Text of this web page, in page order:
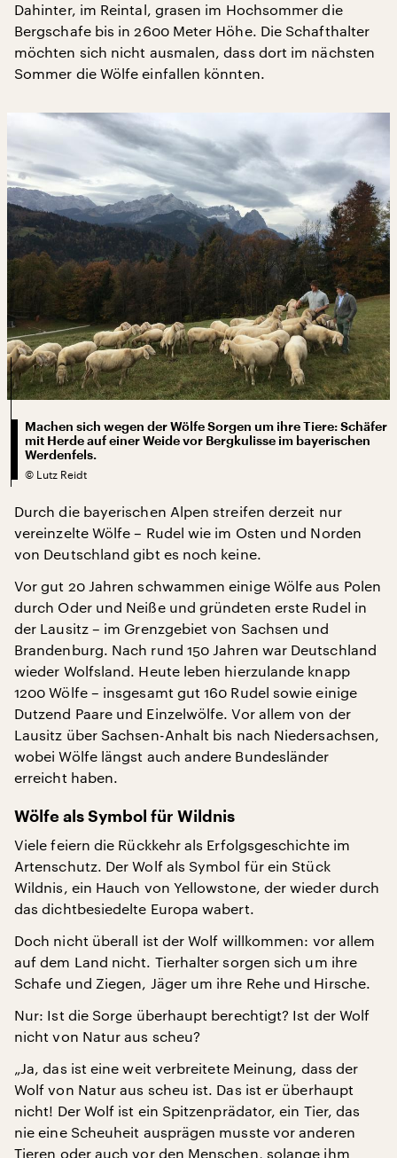
Dahinter, im Reintal, grasen im Hochsommer die
Bergschafe bis in 2600 Meter Höhe. Die Schafthalter
möchten sich nicht ausmalen, dass dort im nächsten
Sommer die Wölfe einfallen könnten.
Machen sich wegen der Wölfe Sorgen um ihre Tiere: Schäfer
mit Herde auf einer Weide vor Bergkulisse im bayerischen
Werdenfels.
© Lutz Reidt
Durch die bayerischen Alpen streifen derzeit nur
vereinzelte Wölfe – Rudel wie im Osten und Norden
von Deutschland gibt es noch keine.
Vor gut 20 Jahren schwammen einige Wölfe aus Polen
durch Oder und Neiße und gründeten erste Rudel in
der Lausitz – im Grenzgebiet von Sachsen und
Brandenburg. Nach rund 150 Jahren war Deutschland
wieder Wolfsland. Heute leben hierzulande knapp
1200 Wölfe – insgesamt gut 160 Rudel sowie einige
Dutzend Paare und Einzelwölfe. Vor allem von der
Lausitz über Sachsen-Anhalt bis nach Niedersachsen,
wobei Wölfe längst auch andere Bundesländer
erreicht haben.
Wölfe als Symbol für Wildnis
Viele feiern die Rückkehr als Erfolgsgeschichte im
Artenschutz. Der Wolf als Symbol für ein Stück
Wildnis, ein Hauch von Yellowstone, der wieder durch
das dichtbesiedelte Europa wabert.
Doch nicht überall ist der Wolf willkommen: vor allem
auf dem Land nicht. Tierhalter sorgen sich um ihre
Schafe und Ziegen, Jäger um ihre Rehe und Hirsche.
Nur: Ist die Sorge überhaupt berechtigt? Ist der Wolf
nicht von Natur aus scheu?
„Ja, das ist eine weit verbreitete Meinung, dass der
Wolf von Natur aus scheu ist. Das ist er überhaupt
nicht! Der Wolf ist ein Spitzenprädator, ein Tier, das
nie eine Scheuheit ausprägen musste vor anderen
Tieren oder auch vor den Menschen, solange ihm